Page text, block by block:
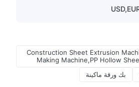
Construction Sheet Extrusion
Making Machine,PP
ورقة ماكينة